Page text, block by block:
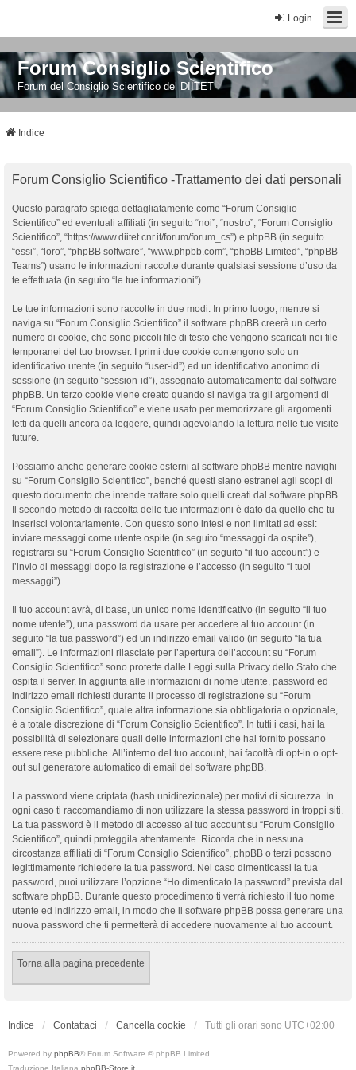
Login
Forum Consiglio Scientifico
Forum del Consiglio Scientifico del DIITET
Indice
Forum Consiglio Scientifico -Trattamento dei dati personali
Questo paragrafo spiega dettagliatamente come “Forum Consiglio
Scientifico” ed eventuali affiliati (in seguito “noi”, “nostro”, “Forum Consiglio
Scientifico”, “https://www.diitet.cnr.it/forum/forum_cs”) e phpBB (in seguito
“essi”, “loro”, “phpBB software”, “www.phpbb.com”, “phpBB Limited”, “phpBB
Teams”) usano le informazioni raccolte durante qualsiasi sessione d’uso da
te effettuata (in seguito “le tue informazioni”).
Le tue informazioni sono raccolte in due modi. In primo luogo, mentre si
naviga su “Forum Consiglio Scientifico” il software phpBB creerà un certo
numero di cookie, che sono piccoli file di testo che vengono scaricati nei file
temporanei del tuo browser. I primi due cookie contengono solo un
identificativo utente (in seguito “user-id”) ed un identificativo anonimo di
sessione (in seguito “session-id”), assegnato automaticamente dal software
phpBB. Un terzo cookie viene creato quando si naviga tra gli argomenti di
“Forum Consiglio Scientifico” e viene usato per memorizzare gli argomenti
letti da quelli ancora da leggere, quindi agevolando la lettura nelle tue visite
future.
Possiamo anche generare cookie esterni al software phpBB mentre navighi
su “Forum Consiglio Scientifico”, benché questi siano estranei agli scopi di
questo documento che intende trattare solo quelli creati dal software phpBB.
Il secondo metodo di raccolta delle tue informazioni è dato da quello che tu
inserisci volontariamente. Con questo sono intesi e non limitati ad essi:
inviare messaggi come utente ospite (in seguito “messaggi da ospite”),
registrarsi su “Forum Consiglio Scientifico” (in seguito “il tuo account”) e
l’invio di messaggi dopo la registrazione e l’accesso (in seguito “i tuoi
messaggi”).
Il tuo account avrà, di base, un unico nome identificativo (in seguito “il tuo
nome utente”), una password da usare per accedere al tuo account (in
seguito “la tua password”) ed un indirizzo email valido (in seguito “la tua
email”). Le informazioni rilasciate per l’apertura dell’account su “Forum
Consiglio Scientifico” sono protette dalle Leggi sulla Privacy dello Stato che
ospita il server. In aggiunta alle informazioni di nome utente, password ed
indirizzo email richiesti durante il processo di registrazione su “Forum
Consiglio Scientifico”, quale altra informazione sia obbligatoria o opzionale,
è a totale discrezione di “Forum Consiglio Scientifico”. In tutti i casi, hai la
possibilità di selezionare quali delle informazioni che hai fornito possano
essere rese pubbliche. All’interno del tuo account, hai facoltà di opt-in o opt-
out sul generatore automatico di email del software phpBB.
La password viene criptata (hash unidirezionale) per motivi di sicurezza. In
ogni caso ti raccomandiamo di non utilizzare la stessa password in troppi siti.
La tua password è il metodo di accesso al tuo account su “Forum Consiglio
Scientifico”, quindi proteggila attentamente. Ricorda che in nessuna
circostanza affiliati di “Forum Consiglio Scientifico”, phpBB o terzi possono
legittimamente richiedere la tua password. Nel caso dimenticassi la tua
password, puoi utilizzare l’opzione “Ho dimenticato la password” prevista dal
software phpBB. Durante questo procedimento ti verrà richiesto il tuo nome
utente ed indirizzo email, in modo che il software phpBB possa generare una
nuova password che ti permetterà di accedere nuovamente al tuo account.
Torna alla pagina precedente
Indice Contattaci Cancella cookie Tutti gli orari sono UTC+02:00
Powered by phpBB® Forum Software © phpBB Limited
Traduzione Italiana phpBB-Store.it